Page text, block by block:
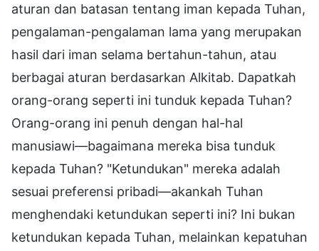
aturan dan batasan tentang iman kepada Tuhan,
pengalaman-pengalaman lama yang merupakan
hasil dari iman selama bertahun-tahun, atau
berbagai aturan berdasarkan Alkitab. Dapatkah
orang-orang seperti ini tunduk kepada Tuhan?
Orang-orang ini penuh dengan hal-hal
manusiawi—bagaimana mereka bisa tunduk
kepada Tuhan? "Ketundukan" mereka adalah
sesuai preferensi pribadi—akankah Tuhan
menghendaki ketundukan seperti ini? Ini bukan
ketundukan kepada Tuhan, melainkan kepatuhan